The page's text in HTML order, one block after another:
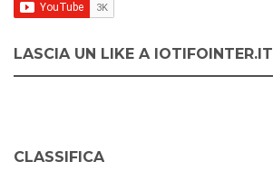
LASCIA UN LIKE A IOTIFOINTER.IT
CLASSIFICA